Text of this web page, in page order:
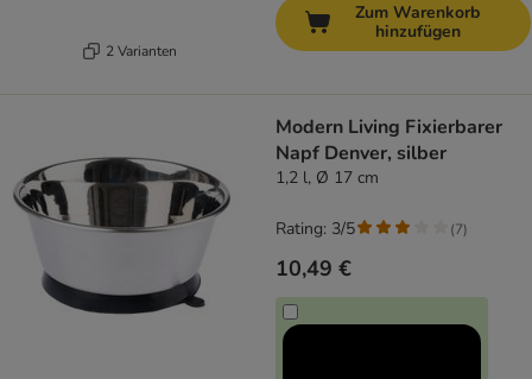
2 Varianten
Zum Warenkorb
hinzufügen
Modern Living Fixierbarer
Napf Denver, silber
1,2 l, Ø 17 cm
10,49 €
Rating: 3/5 (7)